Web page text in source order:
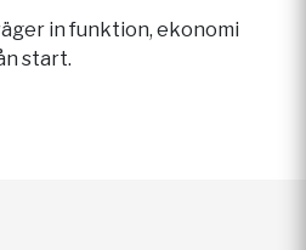
in funktion, ekonomi
start.